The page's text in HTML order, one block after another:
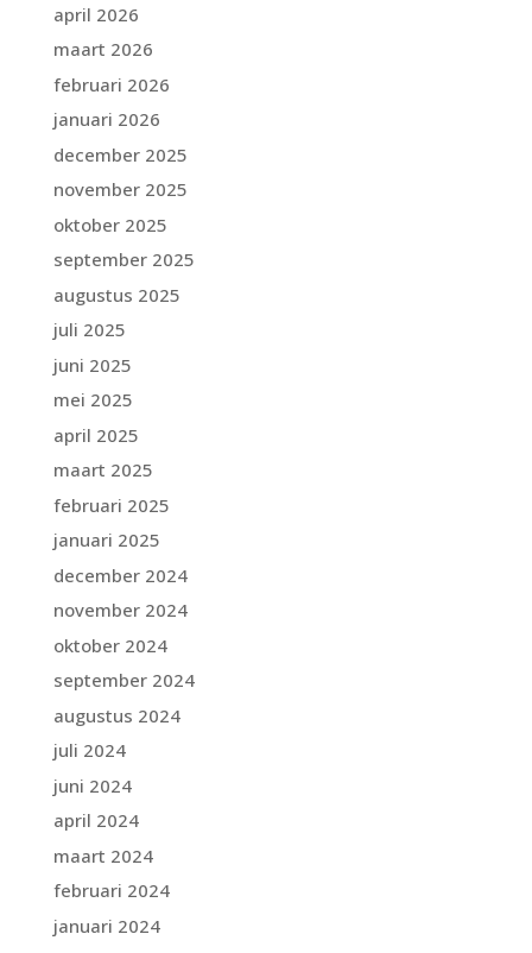
april 2026
maart 2026
februari 2026
januari 2026
december 2025
november 2025
oktober 2025
september 2025
augustus 2025
juli 2025
juni 2025
mei 2025
april 2025
maart 2025
februari 2025
januari 2025
december 2024
november 2024
oktober 2024
september 2024
augustus 2024
juli 2024
juni 2024
april 2024
maart 2024
februari 2024
januari 2024